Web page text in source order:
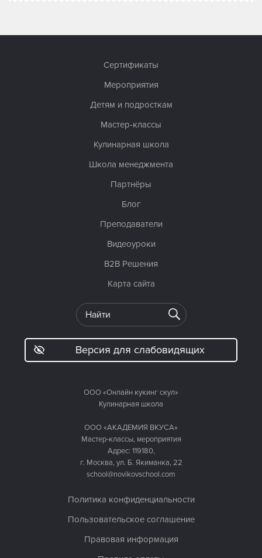
ООО «Онлайн кукинг скул»
Кулинарная школа
ООО «АКАДЕМИЯ ВКУСА»
Мастер-классы, мероприятия
Адрес: 119180,
г. Москва, ул. Б. Якиманка, 22
school@novikovschool.com
Политика конфиденциальности
Пользовательское соглашение
Правовая информация
Сертификаты
Мероприятия
Детям и подросткам
Мастер-классы
Кулинарная школа
Школа менеджмента
Партнёры
Блог
Преподаватели
Видеоуроки
B2B Решения
Карта сайта
Версия для слабовидящих